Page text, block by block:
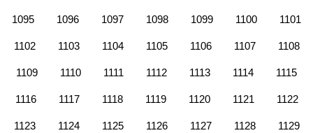
1095 1096 1097 1098 1099 1100 1101
1102 1103 1104 1105 1106 1107 1108
1109 1110 1111 1112 1113 1114 1115
1116 1117 1118 1119 1120 1121 1122
1123 1124 1125 1126 1127 1128 1129